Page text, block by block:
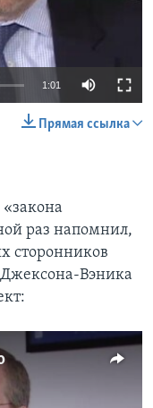
1:01
Прямая ссылка
раз напомнил,
сторонников
Вэника